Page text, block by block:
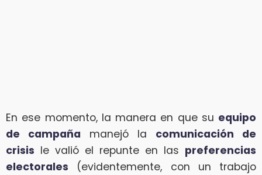
En ese momento, la manera en que su equipo
de campaña manejó la comunicación de
crisis le valió el repunte en las preferencias
electorales (evidentemente, con un trabajo